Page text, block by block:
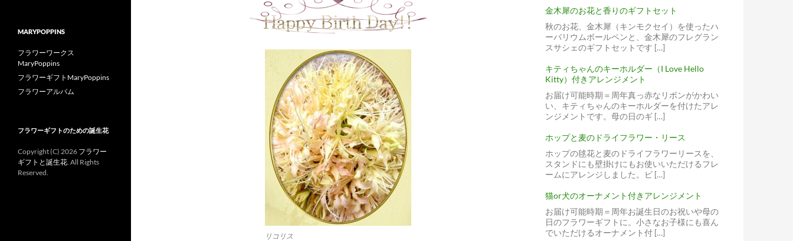
リコリス
金木犀のお花と香りのギフトセット
秋のお花、金木犀（キンモクセイ）を使ったハ
ーバリウムボールペンと、金木犀のフレグラン
スサシェのギフトセットです […]
キティちゃんのキーホルダー（I Love Hello
Kitty）付きアレンジメント
お届け可能時期＝周年真っ赤なリボンがかわい
い、キティちゃんのキーホルダーを付けたアレ
ンジメントです。母の日のギ […]
ホップと麦のドライフラワー・リース
ホップの毬花と麦のドライフラワーリースを、
スタンドにも壁掛けにもお使いいただけるフレ
ームにアレンジしました。ビ […]
猫or犬のオーナメント付きアレンジメント
お届け可能時期＝周年お誕生日のお祝いや母の
日のフラワーギフトに。小さなお子様にも喜ん
でいただけるオーナメント付 […]
MARYPOPPINS
フラワーワークス
MaryPoppins
フラワーギフトMaryPoppins
フラワーアルバム
フラワーギフトのための誕生花
Copyright (C) 2026 フラワー
ギフトと誕生花. All Rights
Reserved.